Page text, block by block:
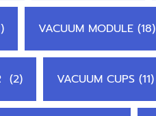
VACUUM MODULE (18)
(2) VACUUM CUPS (11)